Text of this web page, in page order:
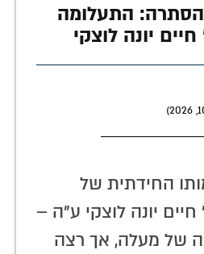
התעלומה
יונה לוצקי
החידתית של
יונה לוצקי ע"ה –
של מעלה, אך רצה